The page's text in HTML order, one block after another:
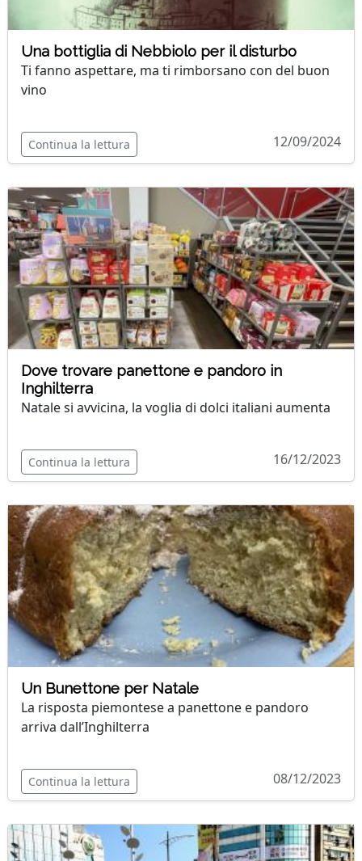
Una bottiglia di Nebbiolo per il disturbo
Ti fanno aspettare, ma ti rimborsano con del buon
vino
Continua la lettura 12/09/2024
Dove trovare panettone e pandoro in
Inghilterra
Natale si avvicina, la voglia di dolci italiani aumenta
Continua la lettura 16/12/2023
Un Bunettone per Natale
La risposta piemontese a panettone e pandoro
arriva dall’Inghilterra
Continua la lettura 08/12/2023